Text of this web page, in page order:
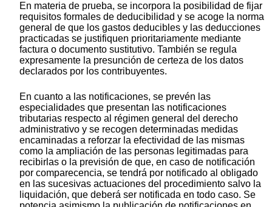
En materia de prueba, se incorpora la posibilidad de fijar
requisitos formales de deducibilidad y se acoge la norma
general de que los gastos deducibles y las deducciones
practicadas se justifiquen prioritariamente mediante
factura o documento sustitutivo. También se regula
expresamente la presunción de certeza de los datos
declarados por los contribuyentes.
En cuanto a las notificaciones, se prevén las
especialidades que presentan las notificaciones
tributarias respecto al régimen general del derecho
administrativo y se recogen determinadas medidas
encaminadas a reforzar la efectividad de las mismas
como la ampliación de las personas legitimadas para
recibirlas o la previsión de que, en caso de notificación
por comparecencia, se tendrá por notificado al obligado
en las sucesivas actuaciones del procedimiento salvo la
liquidación, que deberá ser notificada en todo caso. Se